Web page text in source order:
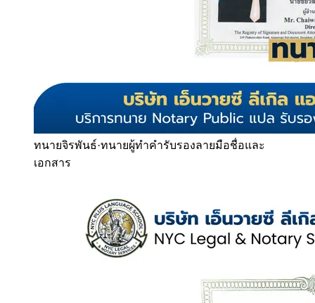
ทนายจิรพันธ์·ทนายผู้ทำคำรับรองลายมือชื่อและ
เอกสาร